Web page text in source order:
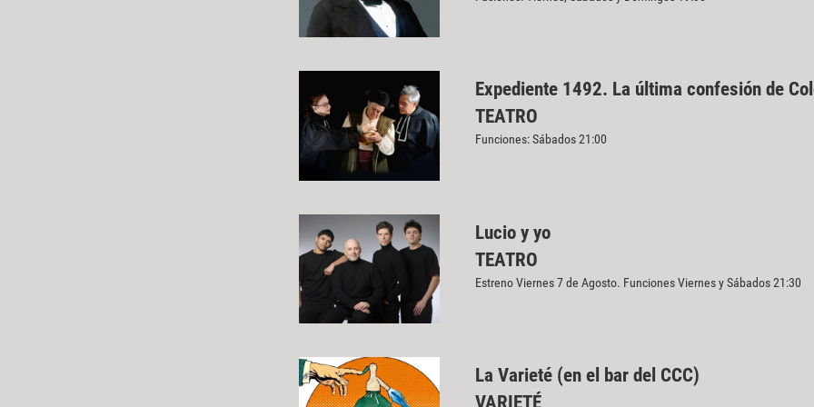
Expediente 1492. La última confesión de
TEATRO
Funciones: Sábados 21:00
Lucio y yo
TEATRO
Estreno Viernes 7 de Agosto. Funciones Viernes y Sábados 21:30
La Varieté (en el bar del CCC)
VARIETÉ